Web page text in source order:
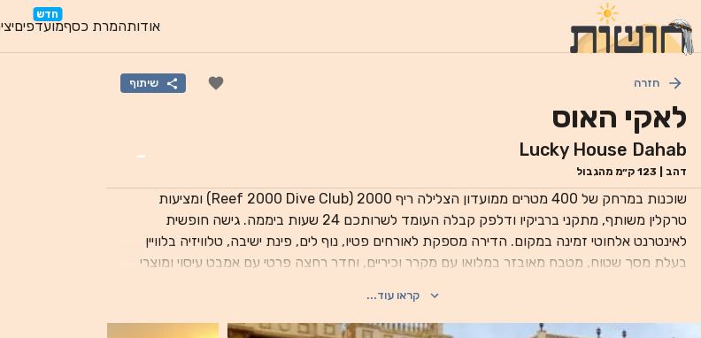
אודותהמרת כסף
חדש
מועדפים
חזרה שיתוף
לאקי האוס
Lucky House Dahab
דהב 123 ק״מ מהגבול
-
שוכנות במרחק של 400 מטרים ממועדון הצלילה ריף 2000 (Reef 2000 Dive Club) ומציעות
טרקלין משותף, מתקני ברביקיו ודלפק קבלה העומד לשרותכם 24 שעות ביממה. גישה חופשית
לאינטרנט אלחוטי זמינה במקום. הדירה מספקת לאורחים פטיו, נוף לים, פינת ישיבה, טלוויזיה בלוויין
בעלת מסך שטוח, מטבח מאובזר במלואו עם מקרר וכיריים, וחדר רחצה פרטי עם אמבט עיסוי ומוצרי
dive site entry), את מרכז הצלילה דייב ארג' (Dive Urge - Dive Centre) ואת פנטסי דייברס
קראו עוד...